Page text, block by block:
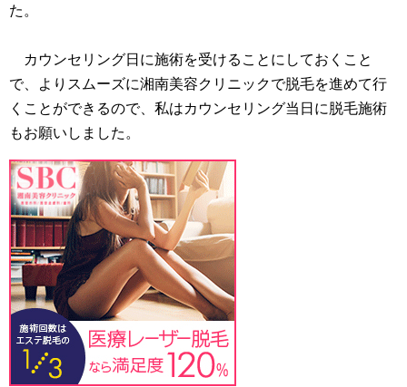
た。
カウンセリング日に施術を受けることにしておくこと
で、よりスムーズに湘南美容クリニックで脱毛を進めて行
くことができるので、私はカウンセリング当日に脱毛施術
もお願いしました。